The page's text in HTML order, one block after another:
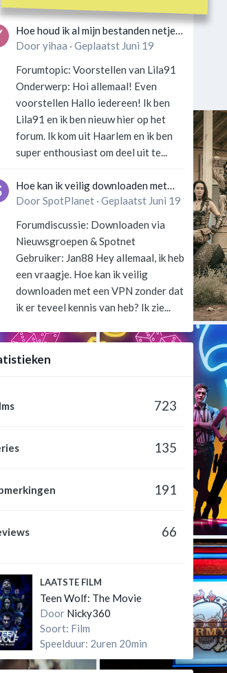
Hoe houd ik al mijn bestanden netjes
georganiseerd zonder gek te
Dooryihaa · Geplaatst Juni 19
Forumtopic: Voorstellen van Lila91
Onderwerp: Hoi allemaal! Even
voorstellen Hallo iedereen! Ik ben
Lila91 en ik ben nieuw hier op het
forum. Ik kom uit Haarlem en ik ben
super enthousiast om deel uit te...
Hoe kan ik veilig downloaden met
een VPN zonder technische kennis?
DoorSpotPlanet· Geplaatst Juni 19
Forumdiscussie: Downloaden via
Nieuwsgroepen & Spotnet
Gebruiker: Jan88 Hey allemaal, ik heb
een vraagje. Hoe kan ik veilig
downloaden met een VPN zonder dat
ik er teveel kennis van heb? Ik zie...
723
135
191
66
LAATSTE FILM
Teen Wolf: The Movie
Door Nicky360
Soort: Film
Speelduur: 2uren 20min